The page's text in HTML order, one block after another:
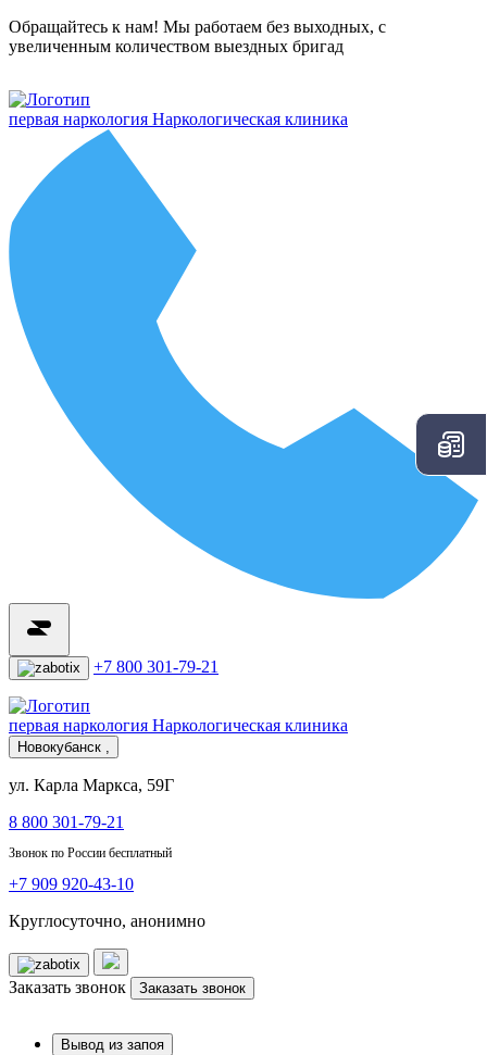
Обращайтесь к нам! Мы работаем без выходных, с
увеличенным количеством выездных бригад
первая наркология Наркологическая клиника
+7 800 301-79-21
первая наркология Наркологическая клиника
Новокубанск ,
ул. Карла Маркса, 59Г
8 800 301-79-21
Звонок по России бесплатный
+7 909 920-43-10
Круглосуточно, анонимно
Заказать звонок Заказать звонок
Вывод из запоя